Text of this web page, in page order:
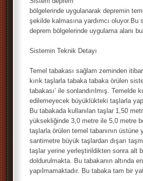
bölgelerinde uygulanarak depremin
şekilde kalmasına yardımcı
deprem bölgelerinde uygulama alanı
Sistemin Teknik Detayı
Temel tabakası sağlam zeminden
kırık taşlarla tabaka tabaka örülen
tabakası’ ile sonlandırılmış. Temelde
edilemeyecek büyüklükteki taşlarla
Bu tabakada kullanılan taşlar 1,50
yüksekliğinde 3,0 metre ile 5,0 metre
taşlarla örülen temel tabanının üstüne
santimetre büyük taşlardan dışarı
taşlar yerine yerleştirildikten sonra alt
doldurulmakta. Bu tabakanın altında
yapılmamaktadır. Bu tabaka tam bir